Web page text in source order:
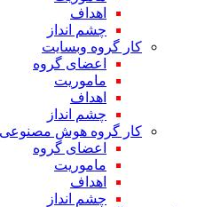
اهداف
چشم انداز
کار گروه وبسایت
اعضای گروه
ماموریت
اهداف
چشم انداز
کار گروه هوش مصنوعی
اعضای گروه
ماموریت
اهداف
چشم انداز